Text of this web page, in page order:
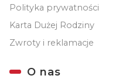
Polityka prywatności
Karta Dużej Rodziny
Zwroty i reklamacje
O nas